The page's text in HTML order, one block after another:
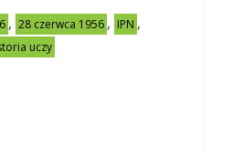
, 28 czerwca 1956 , IPN ,
uczy